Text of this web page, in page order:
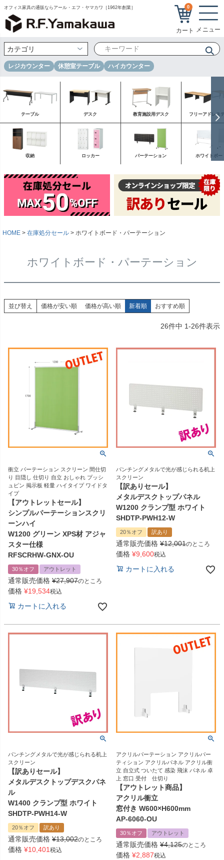
オフィス家具の通販ならアール・エフ・ヤマカワ［1962年創業］ 0
レジカウンター 休憩室テーブル ハイカウンター
テーブル デスク 教育施設用デスク フリーアドレス
収納 ロッカー パーテーション ホワイトボー
HOME 在庫処分セール ホワイトボード・パーテーション
ホワイトボード・パーテーション
並び替え 価格が安い順 価格が高い順 新着順 おすすめ順
26件中 1-26件表示
衝立 パーテーション スクリーン 間仕切
り 目隠し 仕切り 自立 おしゃれ プッシ
ュピン 掲示板 軽量 ハイタイプ ワイドタ
イプ
【アウトレットセール】
シンプルパーテーションスクリ
ーンハイ
W1200 グリーン XPS材 アジャ
スター仕様
RFSCRHW-GNX-OU
30％オフ アウトレット
通常販売価格 ¥27,907のところ
価格 ¥19,534税込
カートに入れる
パンチングメタルで光が感じられる机上
スクリーン
【訳ありセール】
メタルデスクトップパネル
W1200 クランプ型 ホワイト
SHDTP-PWH12-W
20％オフ 訳あり
通常販売価格 ¥12,001のところ
価格 ¥9,600税込
カートに入れる
パンチングメタルで光が感じられる机上
スクリーン
【訳ありセール】
メタルデスクトップデスクパネ
ル
W1400 クランプ型 ホワイト
SHDTP-PWH14-W
20％オフ 訳あり
通常販売価格 ¥13,002のところ
価格 ¥10,401税込
アクリルパーテーション アクリルパー
ティション アクリルパネル アクリル衝
立 自立式 ついたて 感染 飛沫 パネル 卓
上 窓口 受付 仕切り
【アウトレット商品】
アクリル衝立
窓付き W600×H600mm
AP-6060-OU
30％オフ アウトレット
通常販売価格 ¥4,125のところ
価格 ¥2,887税込